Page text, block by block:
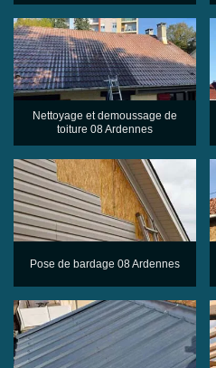
Nettoyage et demoussage de
toiture 08 Ardennes
Pose de bardage 08 Ardennes